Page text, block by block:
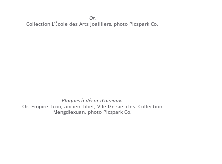
Or,
Collection L’École des Arts Joailliers. photo Picspark Co.
Plaques à décor d’oiseaux.
Or. Empire Tubo, ancien Tibet, VIIe-IXe-sie cles. Collection
Mengdiexuan. photo Picspark Co.